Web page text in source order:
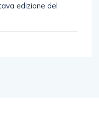
edizione del